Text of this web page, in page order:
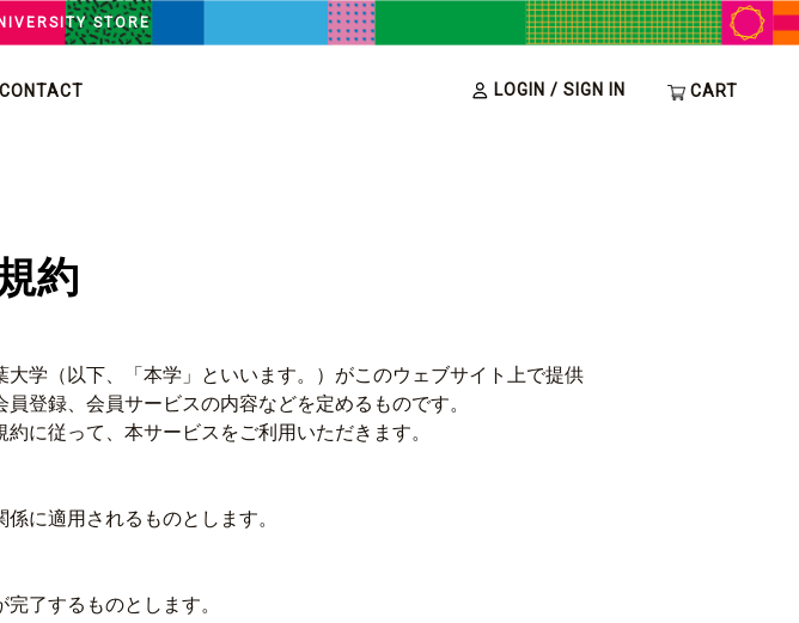
STORE
CONTACT LOGIN / SIGN IN CART
約
学（以下、「本学」といいます。）がこのウェブサイト上で提供
登録、会員サービスの内容などを定めるものです。
に従って、本サービスをご利用いただきます。
に適用されるものとします。
了するものとします。